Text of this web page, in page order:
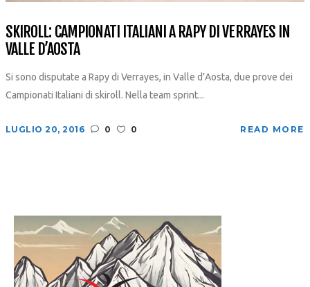
SKIROLL: CAMPIONATI ITALIANI A RAPY DI VERRAYES IN
VALLE D’AOSTA
Si sono disputate a Rapy di Verrayes, in Valle d’Aosta, due prove dei
Campionati Italiani di skiroll. Nella team sprint...
LUGLIO 20, 2016 0 0 READ MORE